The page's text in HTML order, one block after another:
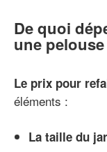
De quoi
une
Le prix pour
éléments :
La taille du